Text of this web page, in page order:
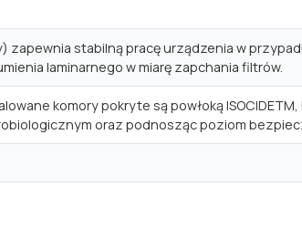
stabilną pracę urządzenia w
laminarnego w miarę zapchania filtrów.
komory pokryte są powłoką
oraz podnosząc poziom